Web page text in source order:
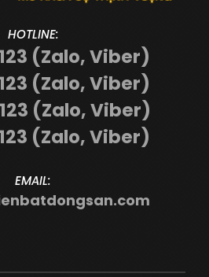
HOTLINE:
(Zalo, Viber)
(Zalo, Viber)
(Zalo, Viber)
(Zalo, Viber)
EMAIL: